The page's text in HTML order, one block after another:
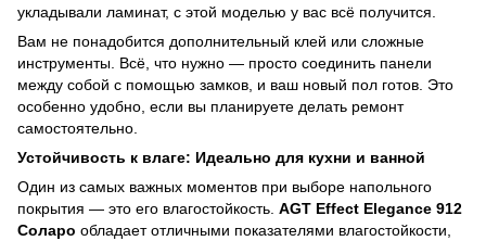
укладывали ламинат, с этой моделью у вас всё получится.
Вам не понадобится дополнительный клей или сложные
инструменты. Всё, что нужно — просто соединить панели
между собой с помощью замков, и ваш новый пол готов. Это
особенно удобно, если вы планируете делать ремонт
самостоятельно.
Устойчивость к влаге: Идеально для кухни и ванной
Один из самых важных моментов при выборе напольного
покрытия — это его влагостойкость. AGT Effect Elegance 912
Соларо обладает отличными показателями влагостойкости,